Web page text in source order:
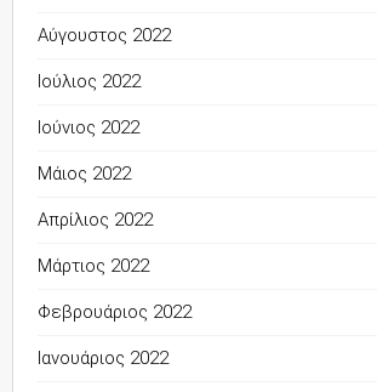
Αύγουστος 2022
Ιούλιος 2022
Ιούνιος 2022
Μάιος 2022
Απρίλιος 2022
Μάρτιος 2022
Φεβρουάριος 2022
Ιανουάριος 2022